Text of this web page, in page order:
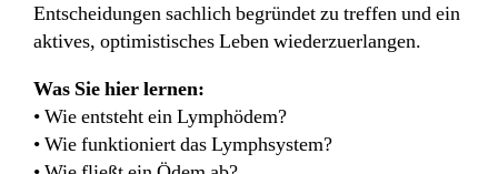
Entscheidungen sachlich begründet zu treffen und ein
aktives, optimistisches Leben wiederzuerlangen.
Was Sie hier lernen:
• Wie entsteht ein Lymphödem?
• Wie funktioniert das Lymphsystem?